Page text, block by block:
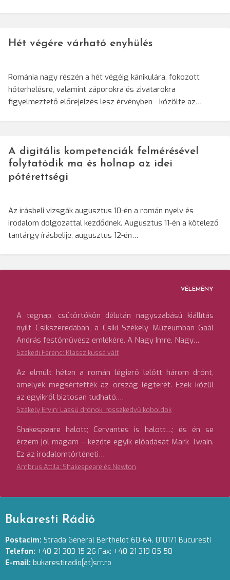
Hét végére várható enyhülés
Románia nagy részén a hét végéig kánikulára, fokozott
hőterhelésre, valamint záporokra és zivatarokra
figyelmeztető előrejelzés lesz érvényben - közölte az…
A digitális kompetenciák felmérésével
folytatódik ma és holnap az idei
pótérettségi
Az írásbeli vizsgák augusztus 10-én a román nyelv és
irodalom dolgozattal kezdődnek. Augusztus 11-én a kötelező
tantárgy írásbelije, augusztus 12-én…
VÉLEMÉNY
A tegnap, csütörtökön délután nagyszabású kiállítás
nyílt Csíkszeredában, a Csíki Székely Múzeumban Gaál
András festőművész emlékére. A Nagy Imre, Nagy…
Székedi Ferenc: Klasszikussá vált
Az elmúlt héten a román légierő lelőtt három drónt,
amelyek megsértették az ország légterét. Ezek közül
az egyikről biztosan tudható,…
Székely Ervin: Lassú drónok, rosszkedvű koboldok
Shakespeare halott; Cervantes is halott…; és én se
érzem jól magam – kezdte egyik előadását Mark Twain.
Ez az irodalomtörténeti…
Ambrus Attila: Shakespeare és Newton
Bukaresti Rádió
Postacím: Strada General Berthelot 60-64. 010171 Bucuresti
Telefon: +40 21 303 15 26 Fax: +40 21 319 05 58
E-mail: bukarestiradio[at]srr.ro